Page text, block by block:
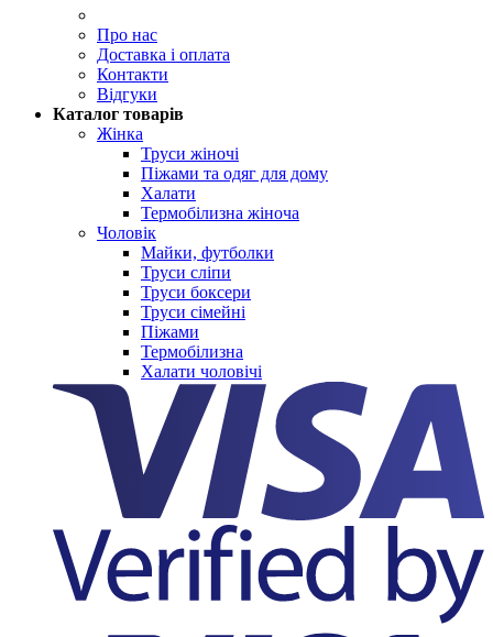
Про нас
Доставка і оплата
Контакти
Відгуки
Каталог товарів
Жінка
Труси жіночі
Піжами та одяг для дому
Халати
Термобілизна жіноча
Чоловік
Майки, футболки
Труси сліпи
Труси боксери
Труси сімейні
Піжами
Термобілизна
Халати чоловічі